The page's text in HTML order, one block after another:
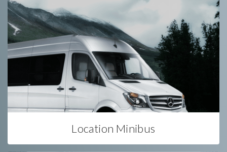
Location Minibus